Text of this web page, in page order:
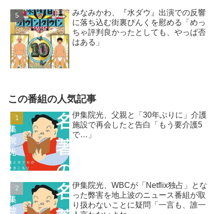
みなみかわ、『水ダウ』出演での反響
に落ち込む街裏ぴんくを慰める「めっ
ちゃ評判良かったとしても、やっぱ否
はある」
この番組の人気記事
伊集院光、父親と「30年ぶりに」介護
施設で再会したと告白「もう要介護5
で…」
伊集院光、WBCが「Netflix独占」とな
った弊害を地上波のニュース番組が取
り扱わないことに疑問「一言も、誰一